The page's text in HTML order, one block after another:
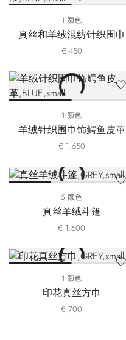
1 颜色
真丝和羊绒混纺针织围巾
€ 450
1 颜色
羊绒针织围巾饰鳄鱼皮革
€ 1.650
5 颜色
真丝羊绒斗篷
€ 1.600
1 颜色
印花真丝方巾
€ 700